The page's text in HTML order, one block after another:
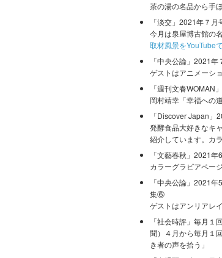
茶の湯の名品から手
「淡交」2021年７
今月は泉屋博古館の
取材風景をYouTube
「中央公論」2021
ゲストはアニメーシ
「週刊文春WOMAN
岡村靖幸「幸福への
「Discover Japan」
発酵食品大好きなキ
紹介しています。カ
「文藝春秋」2021
カラーグラビアペー
「中央公論」2021
集⑥
ゲストはアンリアレ
「社会時評」毎月
聞）４月から毎月１
き者の声を拾う」